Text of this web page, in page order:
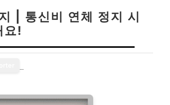
| 통신비 연체 정지 시
요!